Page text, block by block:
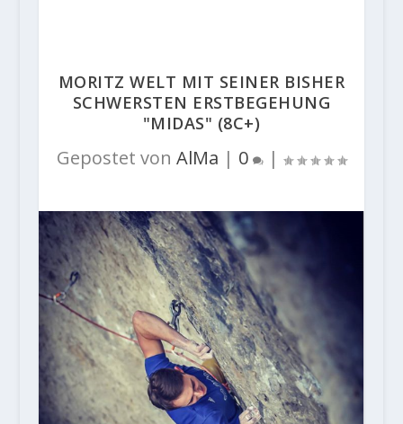
MORITZ WELT MIT SEINER BISHER
SCHWERSTEN ERSTBEGEHUNG
"MIDAS" (8C+)
Gepostet von AlMa | 0 |